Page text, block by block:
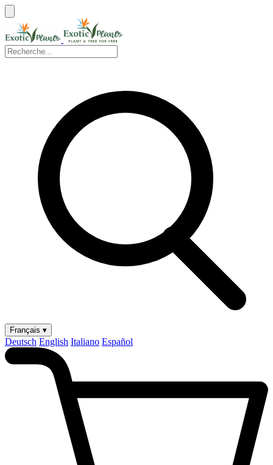
Français ▾
Deutsch English Italiano Español